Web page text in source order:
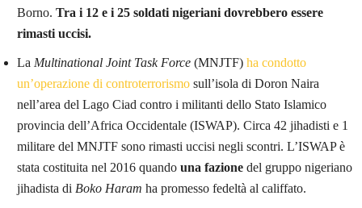
Borno. Tra i 12 e i 25 soldati nigeriani dovrebbero essere
rimasti uccisi.
La Multinational Joint Task Force (MNJTF) ha condotto
un’operazione di controterrorismo sull’isola di Doron Naira
nell’area del Lago Ciad contro i militanti dello Stato Islamico
provincia dell’Africa Occidentale (ISWAP). Circa 42 jihadisti e 1
militare del MNJTF sono rimasti uccisi negli scontri. L’ISWAP è
stata costituita nel 2016 quando una fazione del gruppo nigeriano
jihadista di Boko Haram ha promesso fedeltà al califfato.